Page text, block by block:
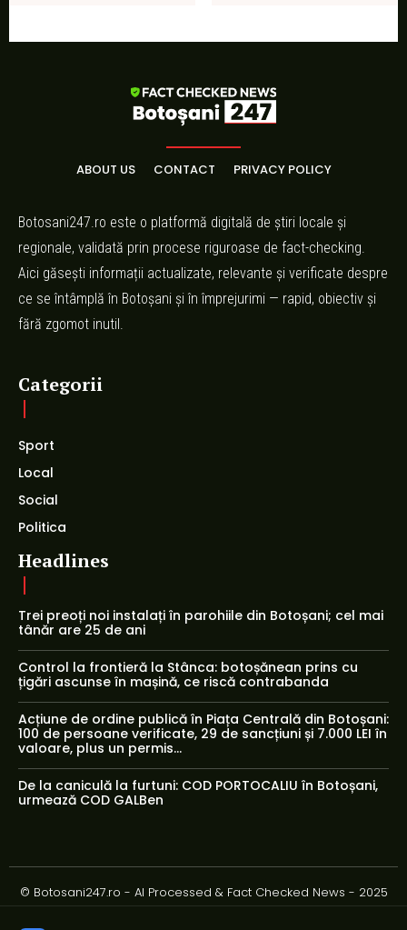
ABOUT US CONTACT PRIVACY POLICY
Botosani247.ro este o platformă digitală de știri locale și
regionale, validată prin procese riguroase de fact-checking.
Aici găsești informații actualizate, relevante și verificate despre
ce se întâmplă în Botoșani și în împrejurimi — rapid, obiectiv și
fără zgomot inutil.
Categorii
Sport
Local
Social
Politica
Headlines
Trei preoți noi instalați în parohiile din Botoșani; cel mai
tânăr are 25 de ani
Control la frontieră la Stânca: botoșănean prins cu
țigări ascunse în mașină, ce riscă contrabanda
Acțiune de ordine publică în Piața Centrală din Botoșani:
100 de persoane verificate, 29 de sancțiuni și 7.000 LEI în
valoare, plus un permis...
De la caniculă la furtuni: COD PORTOCALIU în Botoșani,
urmează COD GALBen
© Botosani247.ro - AI Processed & Fact Checked News - 2025